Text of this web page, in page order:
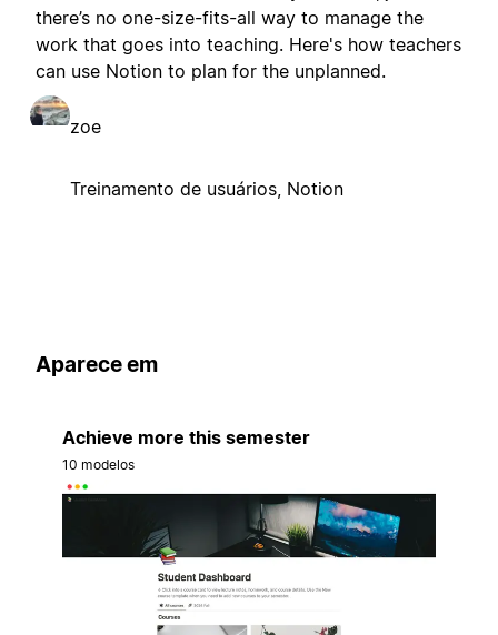
there’s no one-size-fits-all way to manage the
work that goes into teaching. Here's how teachers
can use Notion to plan for the unplanned.
zoe
Treinamento de usuários, Notion
Aparece em
Achieve more this semester
10 modelos